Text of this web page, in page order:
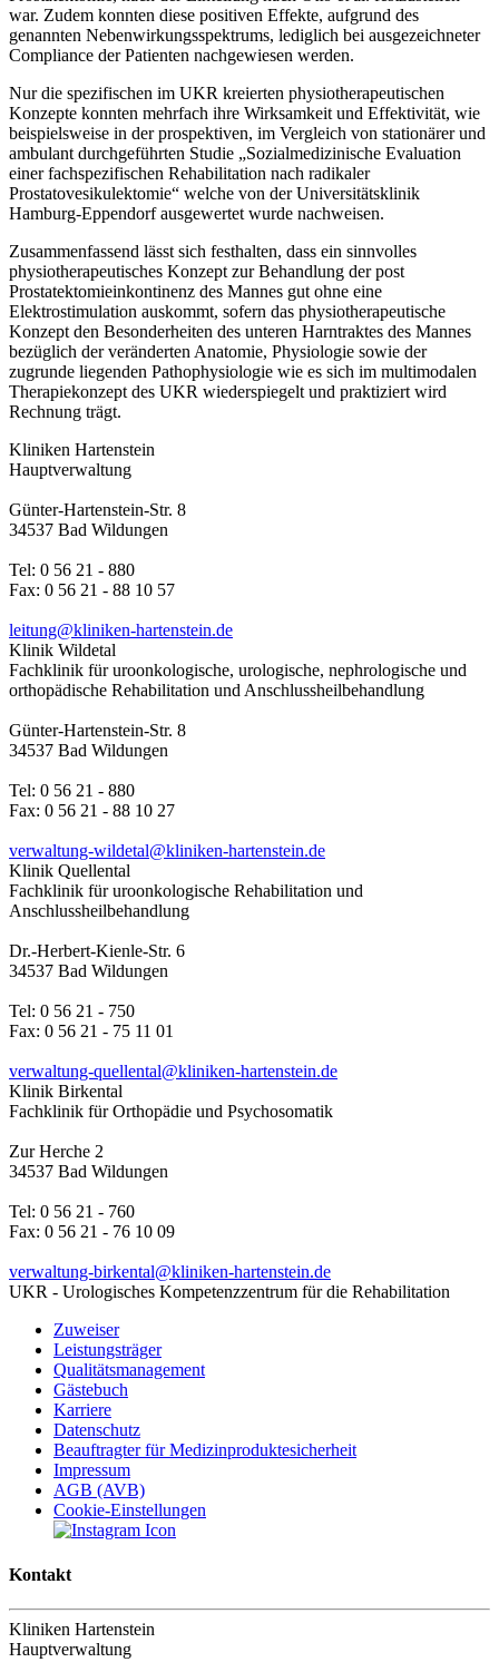
war. Zudem konnten diese positiven Effekte, aufgrund des
genannten Nebenwirkungsspektrums, lediglich bei ausgezeichneter
Compliance der Patienten nachgewiesen werden.
Nur die spezifischen im UKR kreierten physiotherapeutischen
Konzepte konnten mehrfach ihre Wirksamkeit und Effektivität, wie
beispielsweise in der prospektiven, im Vergleich von stationärer und
ambulant durchgeführten Studie „Sozialmedizinische Evaluation
einer fachspezifischen Rehabilitation nach radikaler
Prostatovesikulektomie“ welche von der Universitätsklinik
Hamburg-Eppendorf ausgewertet wurde nachweisen.
Zusammenfassend lässt sich festhalten, dass ein sinnvolles
physiotherapeutisches Konzept zur Behandlung der post
Prostatektomieinkontinenz des Mannes gut ohne eine
Elektrostimulation auskommt, sofern das physiotherapeutische
Konzept den Besonderheiten des unteren Harntraktes des Mannes
bezüglich der veränderten Anatomie, Physiologie sowie der
zugrunde liegenden Pathophysiologie wie es sich im multimodalen
Therapiekonzept des UKR wiederspiegelt und praktiziert wird
Rechnung trägt.
Kliniken Hartenstein
Hauptverwaltung
Günter-Hartenstein-Str. 8
34537 Bad Wildungen
Tel: 0 56 21 - 880
Fax: 0 56 21 - 88 10 57
leitung@kliniken-hartenstein.de
Klinik Wildetal
Fachklinik für uroonkologische, urologische, nephrologische und
orthopädische Rehabilitation und Anschlussheilbehandlung
Günter-Hartenstein-Str. 8
34537 Bad Wildungen
Tel: 0 56 21 - 880
Fax: 0 56 21 - 88 10 27
verwaltung-wildetal@kliniken-hartenstein.de
Klinik Quellental
Fachklinik für uroonkologische Rehabilitation und
Anschlussheilbehandlung
Dr.-Herbert-Kienle-Str. 6
34537 Bad Wildungen
Tel: 0 56 21 - 750
Fax: 0 56 21 - 75 11 01
verwaltung-quellental@kliniken-hartenstein.de
Klinik Birkental
Fachklinik für Orthopädie und Psychosomatik
Zur Herche 2
34537 Bad Wildungen
Tel: 0 56 21 - 760
Fax: 0 56 21 - 76 10 09
verwaltung-birkental@kliniken-hartenstein.de
UKR - Urologisches Kompetenzzentrum für die Rehabilitation
Zuweiser
Leistungsträger
Qualitätsmanagement
Gästebuch
Karriere
Datenschutz
Beauftragter für Medizinproduktesicherheit
Impressum
AGB (AVB)
Cookie-Einstellungen
Kontakt
Kliniken Hartenstein
Hauptverwaltung